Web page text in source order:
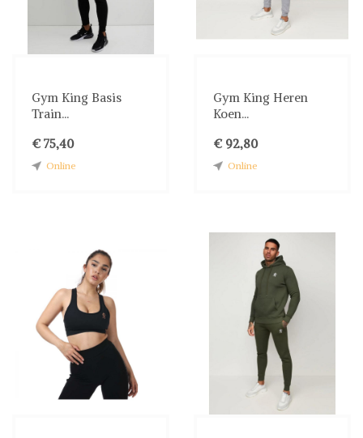
Gym King Basis
Train...
€ 75,40
Online
Gym King Heren
Koen...
€ 92,80
Online